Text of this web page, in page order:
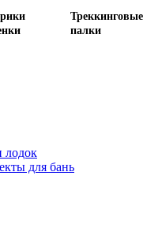
Треккинговые
палки
лодок
для бань